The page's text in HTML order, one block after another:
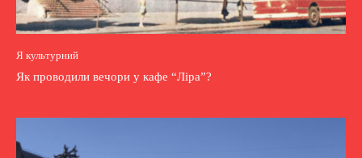
Я культурний
Як проводили вечори у кафе “Ліра”?